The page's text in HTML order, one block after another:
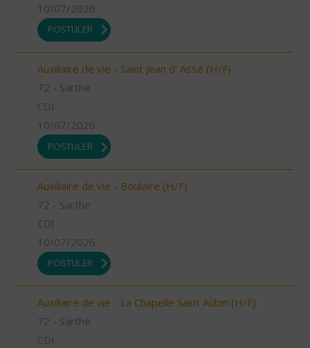
10/07/2026
POSTULER
Auxiliaire de vie - Saint Jean d' Assé (H/F)
72 - Sarthe
CDI
10/07/2026
POSTULER
Auxiliaire de vie - Bouloire (H/F)
72 - Sarthe
CDI
10/07/2026
POSTULER
Auxiliaire de vie - La Chapelle Saint Aubin (H/F)
72 - Sarthe
CDI